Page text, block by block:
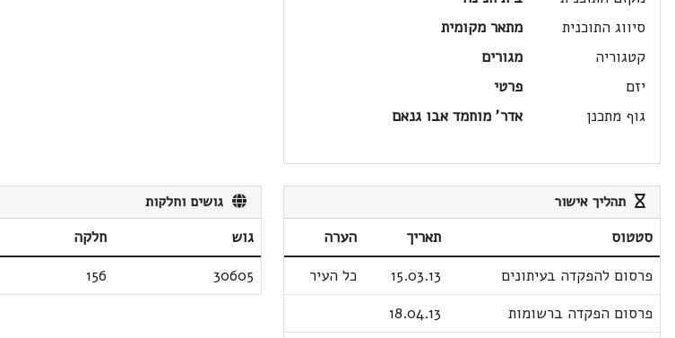
סיווג התוכנית
מתאר מקומית
קטגוריה
מגורים
יזם
פרטי
גוף מתכנן
אדר' מוחמד אבו גנאם
תהליך אישור
סטטוס תאריך
הערה
פרסום להפקדה בעיתונים
15.03.13
כל העיר
פרסום הפקדה ברשומות
18.04.13
גושים וחלקות
גוש
חלקה
30605
156